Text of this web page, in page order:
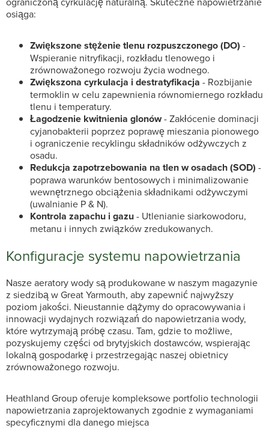
osiąga:
Zwiększone stężenie tlenu rozpuszczonego (DO) -
Wspieranie nitryfikacji, rozkładu tlenowego i
zrównoważonego rozwoju życia wodnego.
Zwiększona cyrkulacja i destratyfikacja - Rozbijanie
termoklin w celu zapewnienia równomiernego rozkładu
tlenu i temperatury.
Łagodzenie kwitnienia glonów- Zakłócenie dominacji
cyjanobakterii poprzez poprawę mieszania pionowego
i ograniczenie recyklingu składników odżywczych z
osadu.
Redukcja zapotrzebowania na tlen w osadach (SOD) -
poprawa warunków bentosowych i minimalizowanie
wewnętrznego obciążenia składnikami odżywczymi
(uwalnianie P & N).
Kontrola zapachu i gazu- Utlenianie siarkowodoru,
metanu i innych związków zredukowanych.
Konfiguracje systemu napowietrzania
Nasze aeratory wody są produkowane w naszym magazynie
z siedzibą w Great Yarmouth, aby zapewnić najwyższy
poziom jakości. Nieustannie dążymy do opracowywania i
innowacji wydajnych rozwiązań do napowietrzania wody,
które wytrzymają próbę czasu. Tam, gdzie to możliwe,
pozyskujemy części od brytyjskich dostawców, wspierając
lokalną gospodarkę i przestrzegając naszej obietnicy
zrównoważonego rozwoju.
Heathland Group oferuje kompleksowe portfolio technologii
napowietrzania zaprojektowanych zgodnie z wymaganiami
specyficznymi dla danego miejsca